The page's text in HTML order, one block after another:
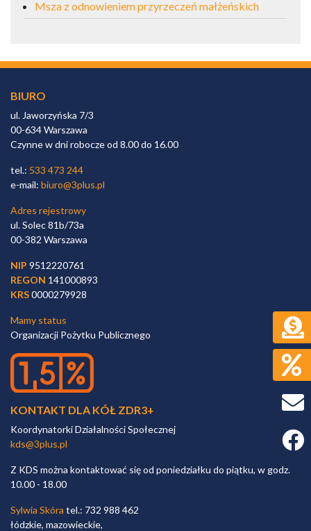
Msza z odnowieniem przyrzeczeń małżeńskich
BIURO
ul. Jaworzyńska 7/3
00-634 Warszawa
Czynne w dni robocze od 8.00 do 16.00
tel.: 533 473 244
e-mail: biuro@3plus.pl
Adres rejestrowy
ul. Solec 81b/73a
00-382 Warszawa
NIP 9512220761
REGON 141000893
KRS0000279928
Mamy status
Organizacji Pożytku Publicznego
KONTAKT DLA KÓŁ ZDR3+
Koordynatorki Działalności Społecznej
kds@3plus.pl
Z KDS można kontaktować się od poniedziałku do piątku, w godz.
10.00 - 18.00
Sylwia Skóra tel.: 732 988 462
łódzkie, mazowieckie,